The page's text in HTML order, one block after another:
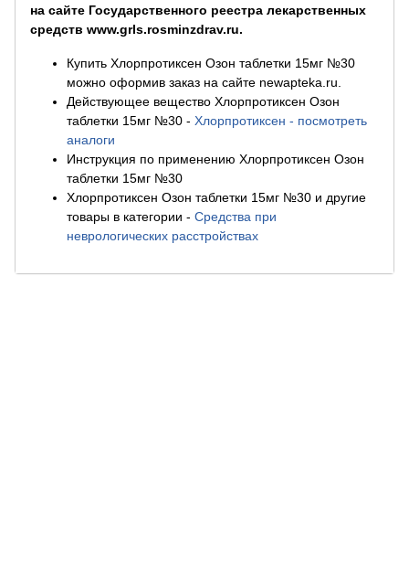
на сайте Государственного реестра лекарственных
средств www.grls.rosminzdrav.ru.
Купить Хлорпротиксен Озон таблетки 15мг №30
можно оформив заказ на сайте newapteka.ru.
Действующее вещество Хлорпротиксен Озон
таблетки 15мг №30 - Хлорпротиксен - посмотреть
аналоги
Инструкция по применению Хлорпротиксен Озон
таблетки 15мг №30
Хлорпротиксен Озон таблетки 15мг №30 и другие
товары в категории - Средства при
неврологических расстройствах